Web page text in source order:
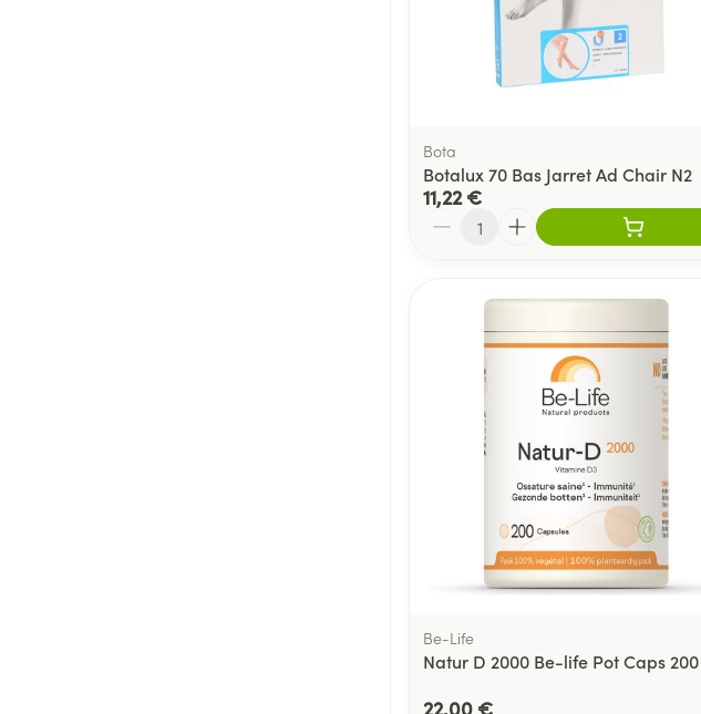
Bota
Botalux 70 Bas Jarret Ad Chair N2
11,22 €
Quantité
Be-Life
Natur D 2000 Be-life Pot Caps 200
22,00 €